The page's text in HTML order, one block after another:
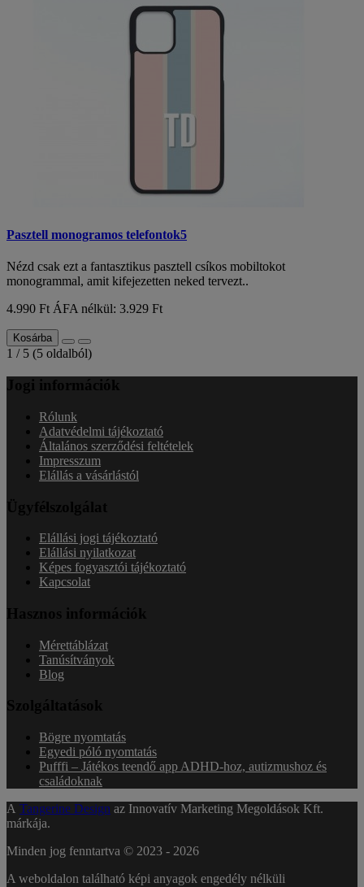
Pasztell monogramos telefontok5
Nézd csak ezt a fantasztikus pasztell csíkos mobiltokot
monogrammal, amit kifejezetten neked tervezt..
4.990 Ft ÁFA nélkül: 3.929 Ft
Kosárba
1 / 5 (5 oldalból)
Jogi információk
Rólunk
Adatvédelmi tájékoztató
Általános szerződési feltételek
Impresszum
Elállás a vásárlástól
Ügyfélszolgálat
Elállási jogi tájékoztató
Elállási nyilatkozat
Képes fogyasztói tájékoztató
Kapcsolat
Hasznos információk
Mérettáblázat
Tanúsítványok
Blog
Szolgáltatások
Bögre nyomtatás
Egyedi póló nyomtatás
Pufffi – Játékos teendő app ADHD-hoz, autizmushoz és
családoknak
A Tangerine Design az Innovatív Marketing Megoldások Kft.
márkája.
Minden jog fenntartva © 2023 - 2026
A weboldalon található képi anyagok engedély nélküli